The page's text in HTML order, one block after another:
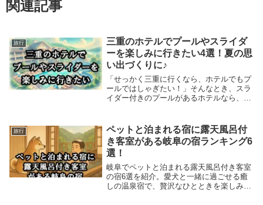
関連記事
旅行
三重のホテルでプールやスライダ
ーを楽しみに行きたい4選！夏の思
い出づくりに♪
「せっかく三重に行くなら、ホテルでもプ
ールではしゃぎたい！」そんなとき、スラ
イダー付きのプールがあるホテルなら、楽
テルを4つピックアップしてご紹介しま
す！
旅行
ペットと泊まれる宿に露天風呂付
き客室がある岐阜の宿ランキング6
選！
岐阜でペットと泊まれる露天風呂付き客室
の宿6選を紹介。愛犬と一緒に過ごせる癒
しの温泉宿で、贅沢なひとときを楽しみま